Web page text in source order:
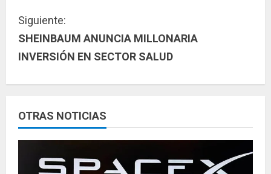
u
e
l
e
y
Siguiente:
SHEINBAUM ANUNCIA MILLONARIA
INVERSIÓN EN SECTOR SALUD
OTRAS NOTICIAS